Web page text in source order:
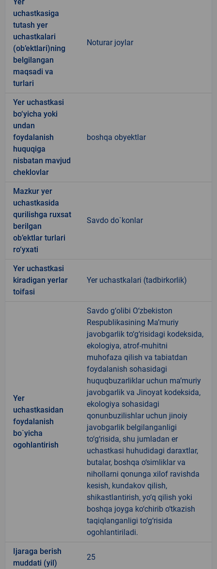
uchastkasiga
tutash yer
uchastkalari
(ob’ektlari)ning
belgilangan
maqsadi va
turlari
Noturar joylar
Yer uchastkasi
bo‘yicha yoki
undan
foydalanish
huquqiga
nisbatan mavjud
cheklovlar
boshqa obyektlar
Mazkur yer
uchastkasida
qurilishga ruxsat
berilgan
ob’ektlar turlari
ro‘yxati
Savdo do`konlar
Yer uchastkasi
kiradigan yerlar
toifasi
Yer uchastkalari (tadbirkorlik)
Yer
uchastkasidan
foydalanish
bo`yicha
ogohlantirish
Savdo g‘olibi O‘zbekiston
Respublikasining Ma’muriy
javobgarlik to‘g‘risidagi kodeksida,
ekologiya, atrof-muhitni
muhofaza qilish va tabiatdan
foydalanish sohasidagi
huquqbuzarliklar uchun ma’muriy
javobgarlik va Jinoyat kodeksida,
ekologiya sohasidagi
qonunbuzilishlar uchun jinoiy
javobgarlik belgilanganligi
to‘g‘risida, shu jumladan er
uchastkasi huhudidagi daraxtlar,
butalar, boshqa o‘simliklar va
nihollarni qonunga xilof ravishda
kesish, kundakov qilish,
shikastlantirish, yo‘q qilish yoki
boshqa joyga ko‘chirib o‘tkazish
taqiqlanganligi to‘g‘risida
ogohlantiriladi.
Ijaraga berish
muddati (yil)
25